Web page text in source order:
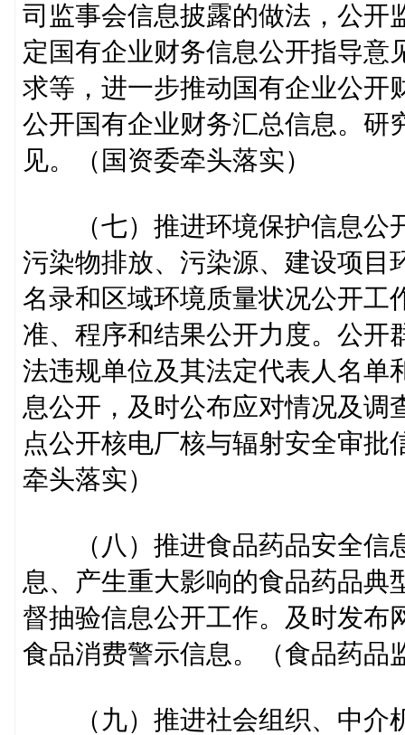
司监事会信息披露的做法，公开
定国有企业财务信息公开指导意
求等，进一步推动国有企业公开
公开国有企业财务汇总信息。研
见。（国资委牵头落实）
（七）推进环境保护信息公
污染物排放、污染源、建设项目
名录和区域环境质量状况公开工
准、程序和结果公开力度。公开
法违规单位及其法定代表人名单
息公开，及时公布应对情况及调
点公开核电厂核与辐射安全审
牵头落实）
（八）推进食品药品安全信
息、产生重大影响的食品药品典
督抽验信息公开工作。及时发布
食品消费警示信息。（食品药品
（九）推进社会组织、中介